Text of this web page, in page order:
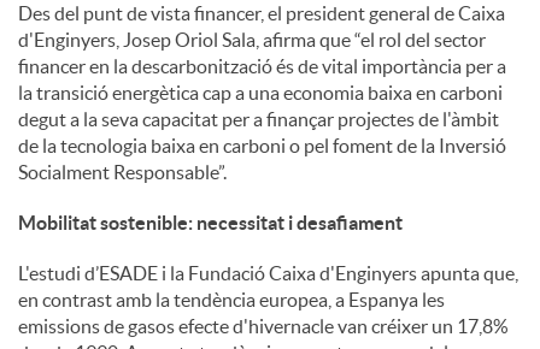
Des del punt de vista financer, el president general de Caixa
d'Enginyers, Josep Oriol Sala, afirma que “el rol del sector
financer en la descarbonització és de vital importància per a
la transició energètica cap a una economia baixa en carboni
degut a la seva capacitat per a finançar projectes de l'àmbit
de la tecnologia baixa en carboni o pel foment de la Inversió
Socialment Responsable”.
Mobilitat sostenible: necessitat i desafiament
L'estudi d’ESADE i la Fundació Caixa d'Enginyers apunta que,
en contrast amb la tendència europea, a Espanya les
emissions de gasos efecte d'hivernacle van créixer un 17,8%